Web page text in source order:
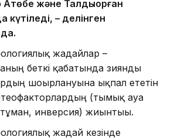
және Талдықорған
күтіледі, – делінген
жағдайлар –
беткі қабатында зиянды
шоғырлануына ықпал ететін
(тымық ауа
инверсия) жиынтығы.
жағдай кезінде